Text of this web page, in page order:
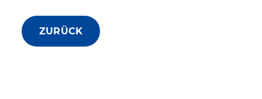
ZURÜCK